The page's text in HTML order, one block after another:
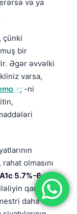
və ya
çünki
bir
Əgər əvvəlki
varsa,
; -ni
olmasını
5.7%-6.4%
qarşısını
daha az